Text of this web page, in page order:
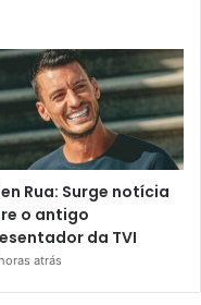
Rua: Surge notícia
o antigo
da TVI
atrás